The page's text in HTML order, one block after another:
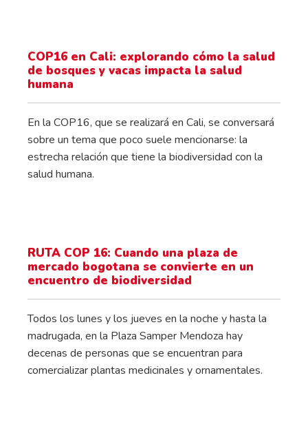
COP16 en Cali: explorando cómo la salud
de bosques y vacas impacta la salud
humana
En la COP16, que se realizará en Cali, se conversará
sobre un tema que poco suele mencionarse: la
estrecha relación que tiene la biodiversidad con la
salud humana.
RUTA COP 16: Cuando una plaza de
mercado bogotana se convierte en un
encuentro de biodiversidad
Todos los lunes y los jueves en la noche y hasta la
madrugada, en la Plaza Samper Mendoza hay
decenas de personas que se encuentran para
comercializar plantas medicinales y ornamentales.